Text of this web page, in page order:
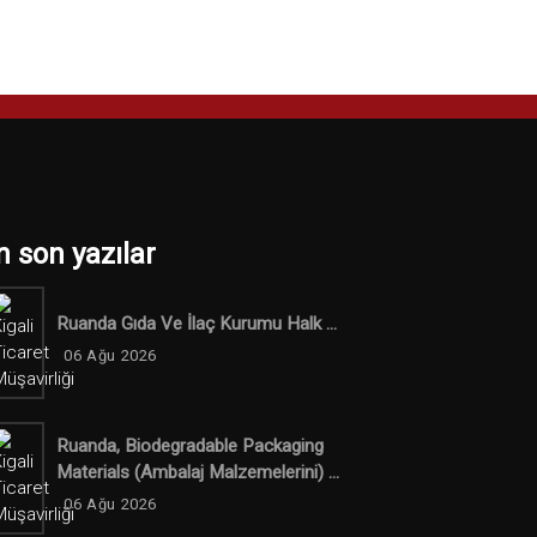
son yazılar
Ruanda Gıda Ve İlaç Kurumu Halk ...
06 Ağu 2026
Ruanda, Biodegradable Packaging
Materials (ambalaj Malzemelerini) ...
06 Ağu 2026